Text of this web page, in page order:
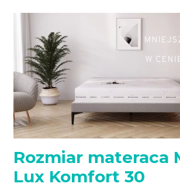
Rozmiar materaca
Lux Komfort 30